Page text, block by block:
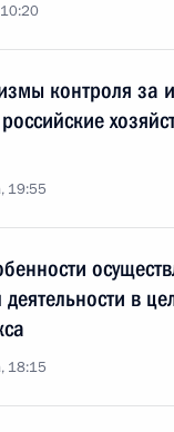
контроля за
19:55
в
18:15